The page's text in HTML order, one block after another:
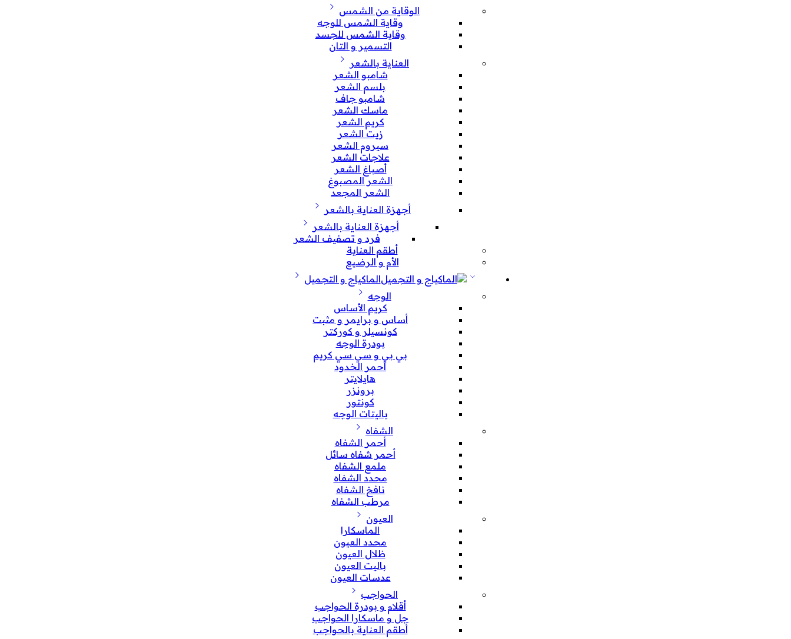
الوقاية من الشمس
وقاية الشمس للوجه
وقاية الشمس للجسد
التسمير و التان
العناية بالشعر
شامبو الشعر
بلسم الشعر
شامبو جاف
ماسك الشعر
كريم الشعر
زيت الشعر
سيروم الشعر
علاجات الشعر
أصباغ الشعر
الشعر المصبوغ
الشعر المجعد
أجهزة العناية بالشعر
أجهزة العناية بالشعر
فرد و تصفيف الشعر
أطقم العناية
الأم و الرضيع
الماكياج و التجميل
الوجه
كريم الأساس
أساس و برايمر و مثبت
كونسيلر و كوركتر
بودرة الوجه
بي بي و سي سي كريم
أحمر الخدود
هايلايتر
برونزر
كونتور
باليتات الوجه
الشفاه
أحمر الشفاه
أحمر شفاه سائل
ملمع الشفاه
محدد الشفاه
نافخ الشفاه
مرطب الشفاه
العيون
الماسكارا
محدد العيون
ظلال العيون
باليت العيون
عدسات العيون
الحواجب
أقلام و بودرة الحواجب
جل و ماسكارا الحواجب
أطقم العناية بالحواجب